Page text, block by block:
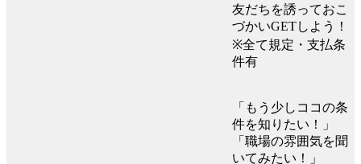
友だちを誘っておこ
づかいGETしよう！
※全て規定・支払条
件有
「もう少しココの条
件を知りたい！」
「職場の雰囲気を聞
いてみたい！」